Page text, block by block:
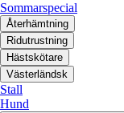
Sommarspecial
Återhämtning
Ridutrustning
Hästskötare
Västerländsk
Stall
Hund